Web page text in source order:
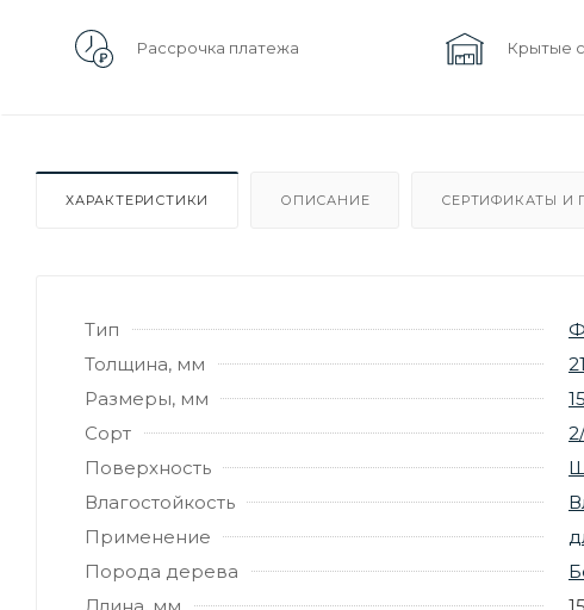
Рассрочка платежа Крытые
ХАРАКТЕРИСТИКИ ОПИСАНИЕ СЕРТИФИКАТЫ И
Тип
Толщина, мм
21
Размеры, мм
Сорт
Поверхность
Влагостойкость
Применение
Порода дерева